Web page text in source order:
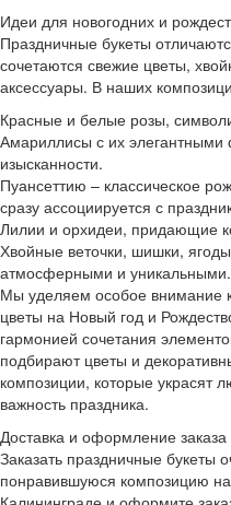
Идеи для новогодних и
Праздничные букеты
сочетаются свежие цветы,
аксессуары. В наших
Красные и белые розы,
Амариллисы с их
изысканности.
Пуансеттию – классическое
сразу ассоциируется с
Лилии и орхидеи, придающие
Хвойные веточки, шишки,
атмосферными и уникальными.
Мы уделяем особое внимание
цветы на Новый год и
гармонией сочетания
подбирают цветы и
композиции, которые украсят
важность праздника.
Доставка и оформление заказа
Заказать праздничные букеты
понравившуюся композицию на